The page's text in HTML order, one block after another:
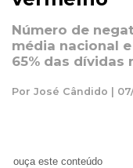
Número de
média nacional
65% das dívidas
Por José Cândido |
ouça este conteúdo